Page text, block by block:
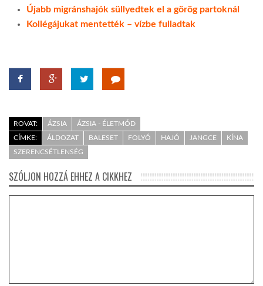
Újabb migránshajók süllyedtek el a görög partoknál
Kollégájukat mentették – vízbe fulladtak
ROVAT: ÁZSIA
ÁZSIA - ÉLETMÓD
CÍMKE:
ÁLDOZAT BALESET FOLYÓ HAJÓ JANGCE
KÍNA
SZERENCSÉTLENSÉG
SZÓLJON HOZZÁ EHHEZ A CIKKHEZ